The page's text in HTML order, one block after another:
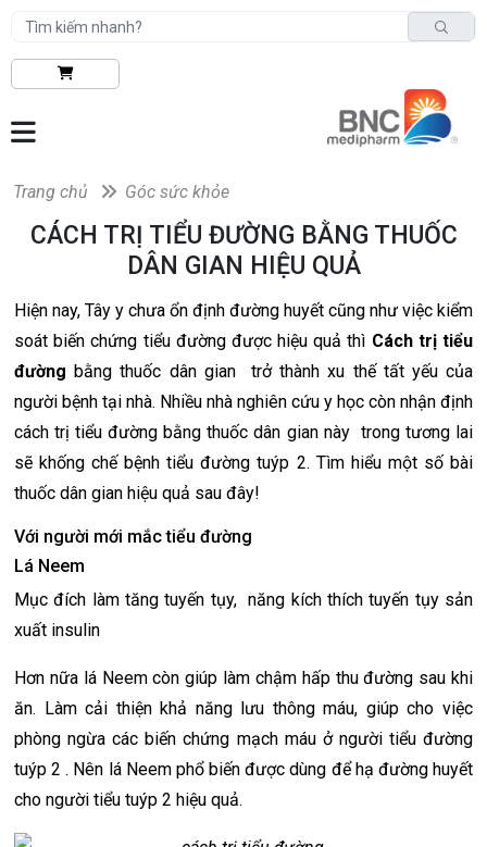
Trang chủ Góc sức khỏe
CÁCH TRỊ TIỂU ĐƯỜNG BẰNG THUỐC
DÂN GIAN HIỆU QUẢ
Hiện nay, Tây y chưa ổn định đường huyết cũng như việc kiểm
soát biến chứng tiểu đường được hiệu quả thì Cách trị tiểu
đường bằng thuốc dân gian trở thành xu thế tất yếu của
người bệnh tại nhà. Nhiều nhà nghiên cứu y học còn nhận định
cách trị tiểu đường bằng thuốc dân gian này trong tương lai
sẽ khống chế bệnh tiểu đường tuýp 2. Tìm hiểu một số bài
thuốc dân gian hiệu quả sau đây!
Với người mới mắc tiểu đường
Lá Neem
Mục đích làm tăng tuyến tụy, năng kích thích tuyến tụy sản
xuất insulin
Hơn nữa lá Neem còn giúp làm chậm hấp thu đường sau khi
ăn. Làm cải thiện khả năng lưu thông máu, giúp cho việc
phòng ngừa các biến chứng mạch máu ở người tiểu đường
tuýp 2 . Nên lá Neem phổ biến được dùng để hạ đường huyết
cho người tiểu tuýp 2 hiệu quả.